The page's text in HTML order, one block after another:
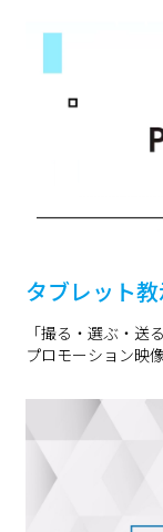
タブレット
「撮る・選ぶ・送
プロモーション映